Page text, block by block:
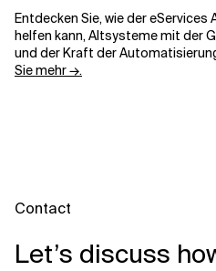
Entdecken Sie, wie der
helfen kann, Altsysteme mit der
und der Kraft der
Sie mehr →.
Contact
Let’s discuss